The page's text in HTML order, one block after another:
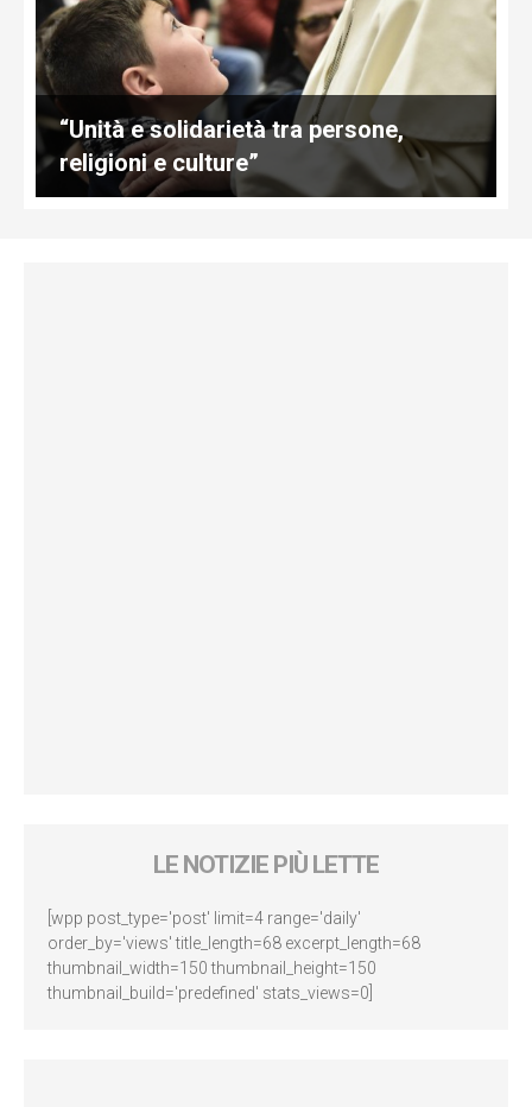
“Unità e solidarietà tra persone,
religioni e culture”
LE NOTIZIE PIÙ LETTE
[wpp post_type='post' limit=4 range='daily'
order_by='views' title_length=68 excerpt_length=68
thumbnail_width=150 thumbnail_height=150
thumbnail_build='predefined' stats_views=0]